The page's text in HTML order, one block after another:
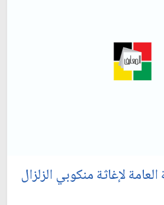
لإغاثة منكوبي الزلزال